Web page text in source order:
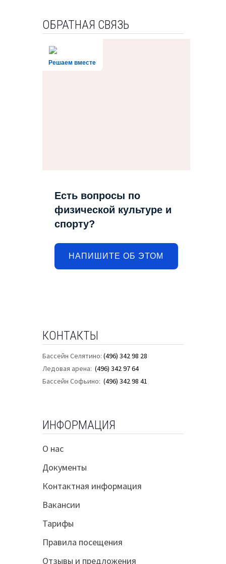
ОБРАТНАЯ СВЯЗЬ
Решаем вместе
Есть вопросы по
физической культуре и
спорту?
НАПИШИТЕ ОБ ЭТОМ
КОНТАКТЫ
Бассейн Селятино: (496) 342 98 28
Ледовая арена: (496) 342 97 64
Бассейн Софьино: (496) 342 98 41
ИНФОРМАЦИЯ
О нас
Документы
Контактная информация
Вакансии
Тарифы
Правила посещения
Отзывы и предложения